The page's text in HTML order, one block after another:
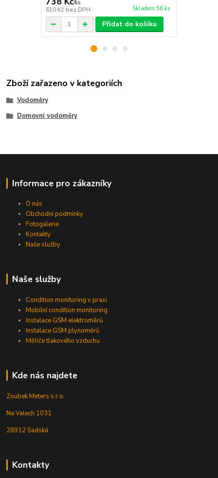
/ks
610 Kč bez DPH Skladem 56 ks
Přidat do košíku
Zboží zařazeno v kategoriích
Vodoměry
Domovní vodoměry
Informace pro zákazníky
O nás
Obchodní podmínky
Fotogalerie
Kontakty
Naše služby
Naše služby
Condition monitoring v praxi
Mobilní condition monitoring
Instalace GSM elektroměrů
Instalace GSM plynoměrů
Měřiče tlakového vzduchu
Kde nás najdete
Zoubek Meters s.r.o.
Na Valech 1031
28912 Sadská
Kontakty